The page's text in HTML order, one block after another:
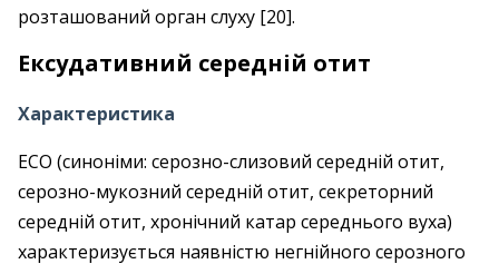
розташований орган слуху [20].
Ексудативний середній отит
Характеристика
ЕСО (синоніми: серозно-слизовий середній отит,
серозно-мукозний середній отит, секреторний
середній отит, хронічний катар середнього вуха)
характеризується наявністю негнійного серозного